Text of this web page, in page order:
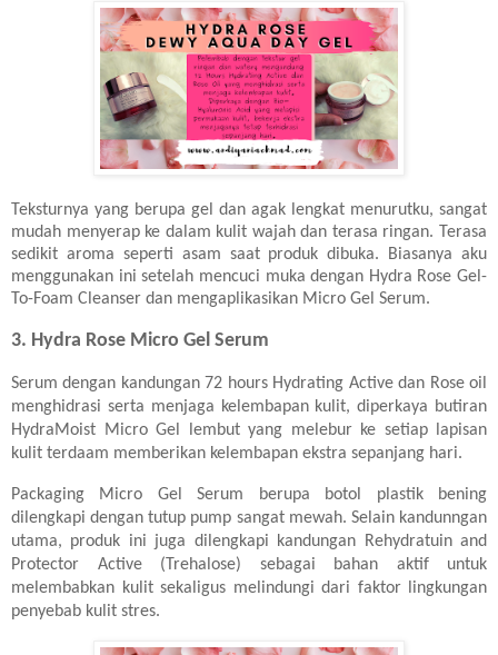
Teksturnya yang berupa gel dan agak lengkat menurutku, sangat
mudah menyerap ke dalam kulit wajah dan terasa ringan. Terasa
sedikit aroma seperti asam saat produk dibuka. Biasanya aku
menggunakan ini setelah mencuci muka dengan Hydra Rose Gel-
To-Foam Cleanser dan mengaplikasikan Micro Gel Serum.
3. Hydra Rose Micro Gel Serum
Serum dengan kandungan 72 hours Hydrating Active dan Rose oil
menghidrasi serta menjaga kelembapan kulit, diperkaya butiran
HydraMoist Micro Gel lembut yang melebur ke setiap lapisan
kulit terdaam memberikan kelembapan ekstra sepanjang hari.
Packaging Micro Gel Serum berupa botol plastik bening
dilengkapi dengan tutup pump sangat mewah. Selain kandunngan
utama, produk ini juga dilengkapi kandungan Rehydratuin and
Protector Active (Trehalose) sebagai bahan aktif untuk
melembabkan kulit sekaligus melindungi dari faktor lingkungan
penyebab kulit stres.